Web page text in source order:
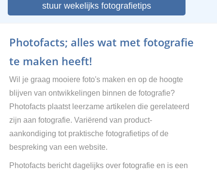
stuur wekelijks fotografietips
Photofacts; alles wat met fotografie
te maken heeft!
Wil je graag mooiere foto's maken en op de hoogte
blijven van ontwikkelingen binnen de fotografie?
Photofacts plaatst leerzame artikelen die gerelateerd
zijn aan fotografie. Variërend van product-
aankondiging tot praktische fotografietips of de
bespreking van een website.
Photofacts bericht dagelijks over fotografie en is een